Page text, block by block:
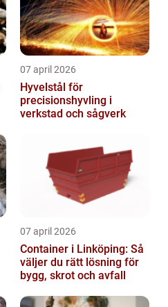
07 april 2026
Hyvelstål för
precisionshyvling i
verkstad och sågverk
07 april 2026
Container i Linköping: Så
väljer du rätt lösning för
bygg, skrot och avfall